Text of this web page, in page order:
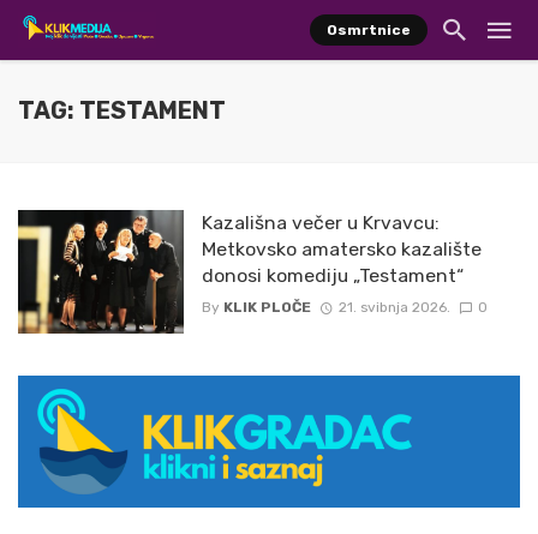
Osmrtnice
TAG: TESTAMENT
Kazališna večer u Krvavcu:
Metkovsko amatersko kazalište
donosi komediju „Testament“
By KLIK PLOČE 21. svibnja 2026. 0